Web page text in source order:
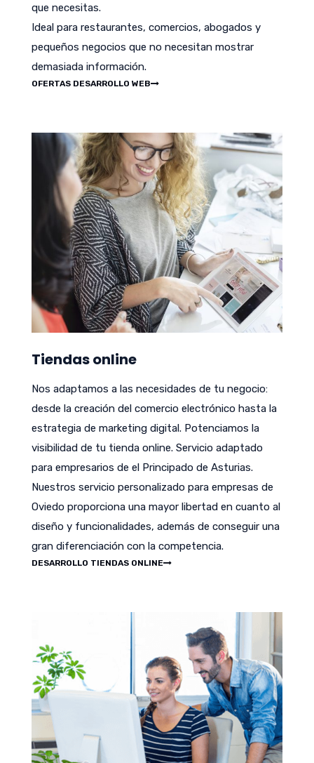
que necesitas.
Ideal para restaurantes, comercios, abogados y
pequeños negocios que no necesitan mostrar
demasiada información.
OFERTAS DESARROLLO WEB
Tiendas online
Nos adaptamos a las necesidades de tu negocio:
desde la creación del comercio electrónico hasta la
estrategia de marketing digital. Potenciamos la
visibilidad de tu tienda online. Servicio adaptado
para empresarios de el Principado de Asturias.
Nuestros servicio personalizado para empresas de
Oviedo proporciona una mayor libertad en cuanto al
diseño y funcionalidades, además de conseguir una
gran diferenciación con la competencia.
DESARROLLO TIENDAS ONLINE